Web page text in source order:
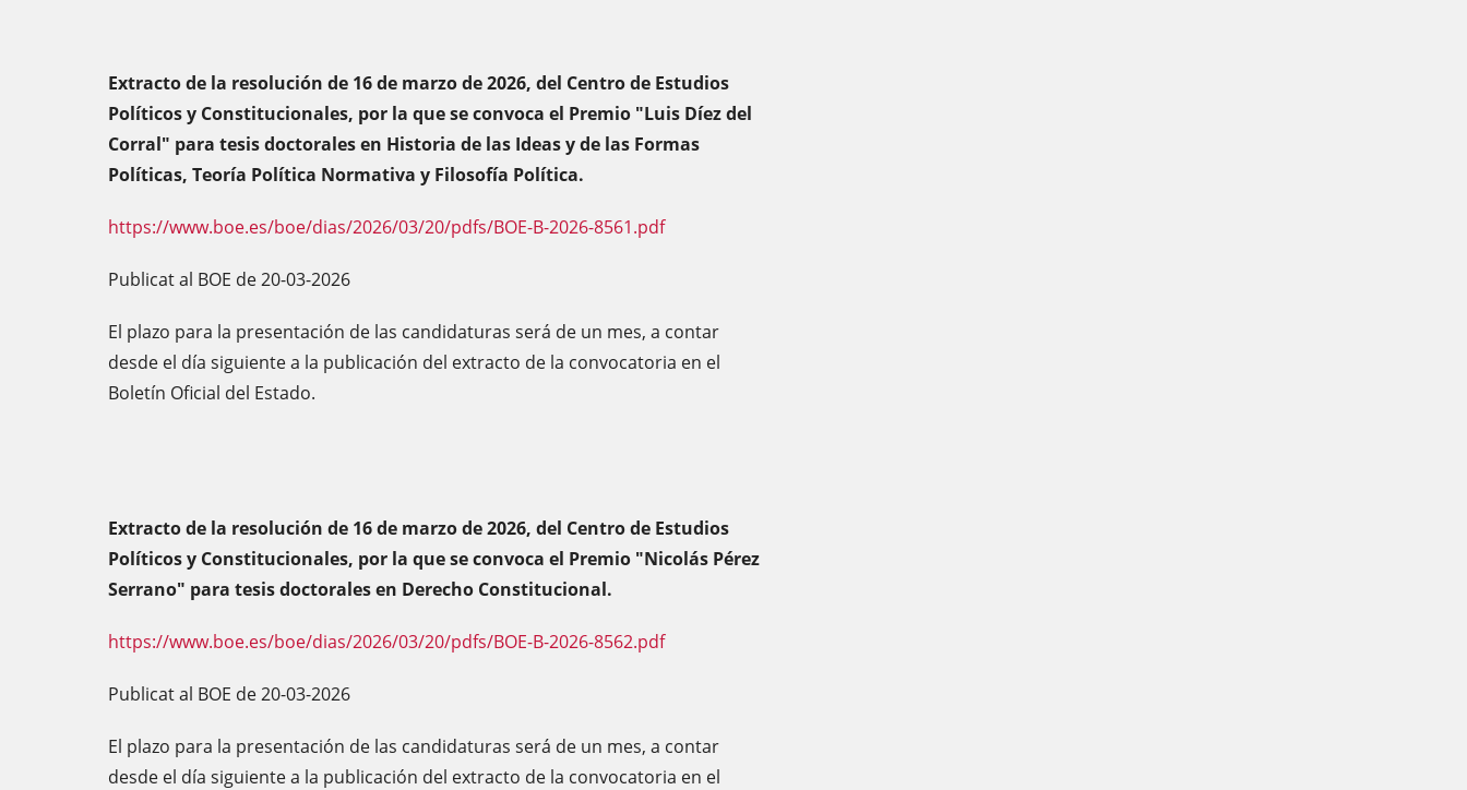
Extracto de la resolución de 16 de marzo de 2026, del Centro de Estudios
Políticos y Constitucionales, por la que se convoca el Premio "Luis Díez del
Corral" para tesis doctorales en Historia de las Ideas y de las Formas
Políticas, Teoría Política Normativa y Filosofía Política.
https://www.boe.es/boe/dias/2026/03/20/pdfs/BOE-B-2026-8561.pdf
Publicat al BOE de 20-03-2026
El plazo para la presentación de las candidaturas será de un mes, a contar
desde el día siguiente a la publicación del extracto de la convocatoria en el
Boletín Oficial del Estado.
Extracto de la resolución de 16 de marzo de 2026, del Centro de Estudios
Políticos y Constitucionales, por la que se convoca el Premio "Nicolás Pérez
Serrano" para tesis doctorales en Derecho Constitucional.
https://www.boe.es/boe/dias/2026/03/20/pdfs/BOE-B-2026-8562.pdf
Publicat al BOE de 20-03-2026
El plazo para la presentación de las candidaturas será de un mes, a contar
desde el día siguiente a la publicación del extracto de la convocatoria en el